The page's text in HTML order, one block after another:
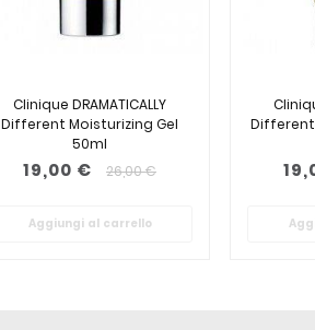
Clinique DRAMATICALLY
Different Moisturizing Gel
50ml
19,00 € 26,00 €
Aggiungi al carrello
Different